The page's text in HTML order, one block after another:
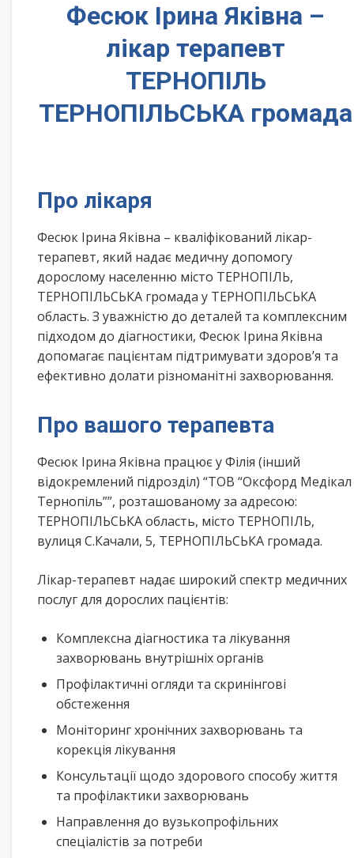
Фесюк Ірина Яківна –
лікар терапевт
ТЕРНОПІЛЬ
ТЕРНОПІЛЬСЬКА громада
Про лікаря
Фесюк Ірина Яківна – кваліфікований лікар-
терапевт, який надає медичну допомогу
дорослому населенню місто ТЕРНОПІЛЬ,
ТЕРНОПІЛЬСЬКА громада у ТЕРНОПІЛЬСЬКА
область. З уважністю до деталей та комплексним
підходом до діагностики, Фесюк Ірина Яківна
допомагає пацієнтам підтримувати здоров’я та
ефективно долати різноманітні захворювання.
Про вашого терапевта
Фесюк Ірина Яківна працює у Філія (інший
відокремлений підрозділ) “ТОВ “Оксфорд Медікал
Тернопіль””, розташованому за адресою:
ТЕРНОПІЛЬСЬКА область, місто ТЕРНОПІЛЬ,
вулиця С.Качали, 5, ТЕРНОПІЛЬСЬКА громада.
Лікар-терапевт надає широкий спектр медичних
послуг для дорослих пацієнтів:
Комплексна діагностика та лікування
захворювань внутрішніх органів
Профілактичні огляди та скринінгові
обстеження
Моніторинг хронічних захворювань та
корекція лікування
Консультації щодо здорового способу життя
та профілактики захворювань
Направлення до вузькопрофільних
спеціалістів за потреби